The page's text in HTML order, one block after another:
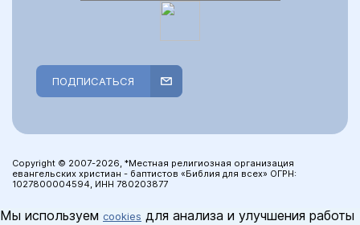
ПОДПИСАТЬСЯ
Copyright © 2007-2026, *Местная религиозная организация
евангельских христиан - баптистов «Библия для всех» ОГРН:
1027800004594, ИНН 780203877
Мы используем cookies для анализа и улучшения работы